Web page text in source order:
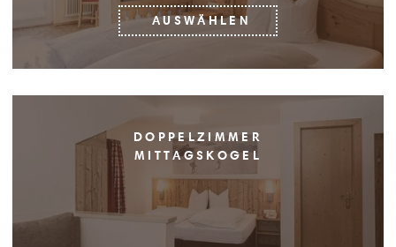
AUSWÄHLEN
DOPPELZIMMER
MITTAGSKOGEL